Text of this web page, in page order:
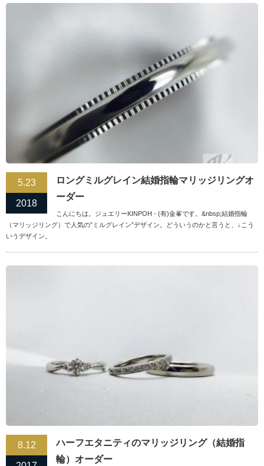
5.23
2018
ロングミルグレイン結婚指輪マリッジリングオ
ーダー
こんにちは。ジュエリーKINPOH - (有)金峯です。&nbsp;結婚指輪
（マリッジリング）で人気の”ミルグレイン”デザイン。どういうのかと言うと、↓こう
いうデザイン。
8.12
ハーフエタニティのマリッジリング（結婚指
輪）オーダー